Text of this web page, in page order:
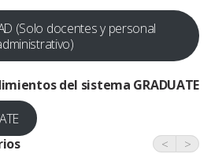
(Solo docentes y personal
del sistema GRADUATE
< >